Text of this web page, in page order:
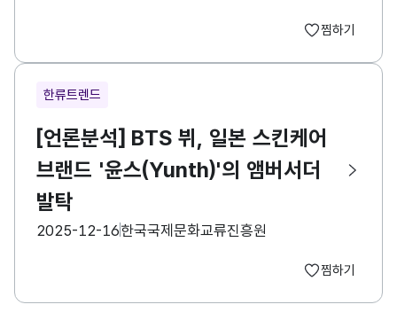
찜하기
한류트렌드
[언론분석] BTS 뷔, 일본 스킨케어
브랜드 '윤스(Yunth)'의 앰버서더
발탁
등록일
2025-12-16수집기관한국국제문화교류진흥원
찜하기